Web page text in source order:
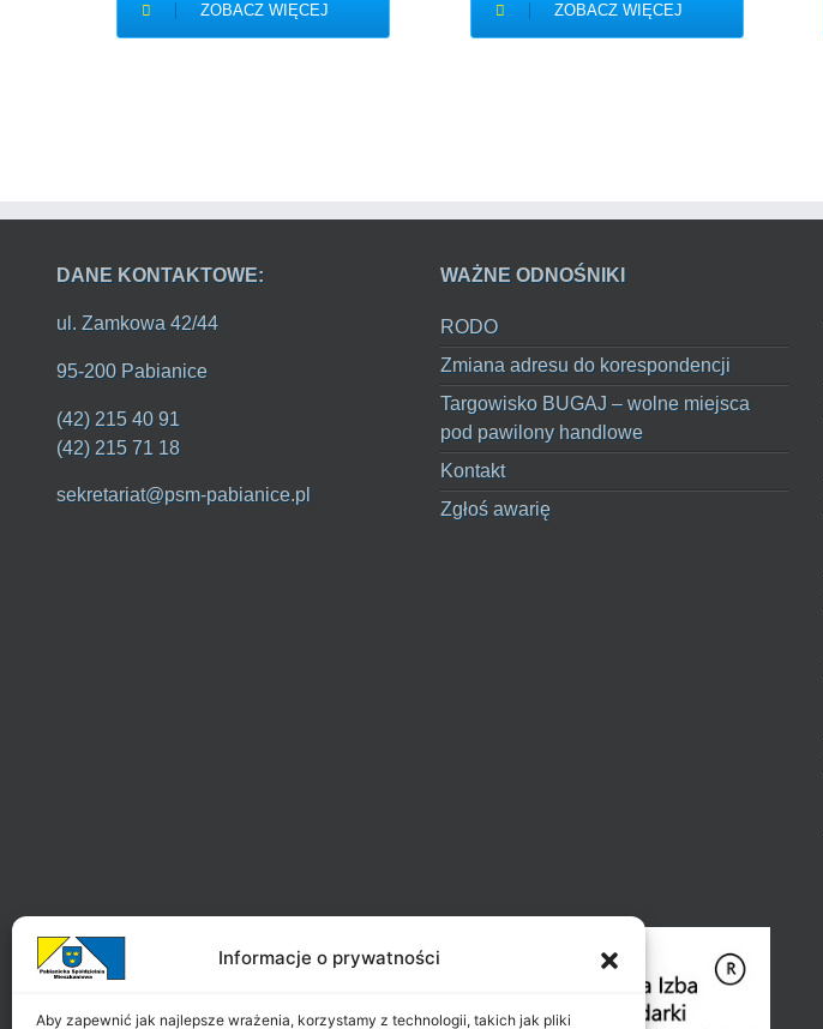
Informacje o prywatności
Aby zapewnić jak najlepsze wrażenia, korzystamy z technologii, takich jak pliki
ZOBACZ WIĘCEJ ZOBACZ WIĘCEJ
DANE KONTAKTOWE:
ul. Zamkowa 42/44
95-200 Pabianice
(42) 215 40 91
(42) 215 71 18
sekretariat@psm-pabianice.pl
WAŻNE ODNOŚNIKI
RODO
Zmiana adresu do korespondencji
Targowisko BUGAJ – wolne miejsca
pod pawilony handlowe
Kontakt
Zgłoś awarię